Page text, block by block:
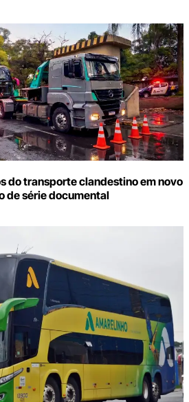
do transporte clandestino em novo
de série documental